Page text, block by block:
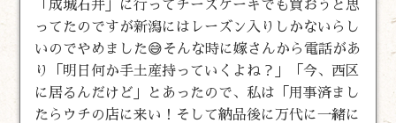
「成城石井」に行ってチーズケーキでも買おうと思
ってたのですが新潟にはレーズン入りしかないらし
いのでやめました😅そんな時に嫁さんから電話があ
り「明日何か手土産持っていくよね？」「今、西区
に居るんだけど」とあったので、私は「用事済まし
たらウチの店に来い！そして納品後に万代に一緒に